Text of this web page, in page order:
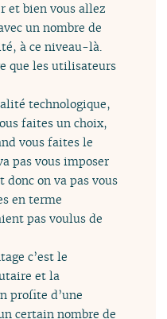
et bien vous allez
un nombre de
à ce niveau-là.
que les utilisateurs
technologique,
faites un choix,
vous faites le
pas vous imposer
on va pas vous
en terme
pas voulus de
c’est le
et la
profite d’une
certain nombre de